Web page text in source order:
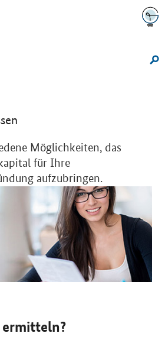
Möglichkeiten, das
für Ihre
aufzubringen.